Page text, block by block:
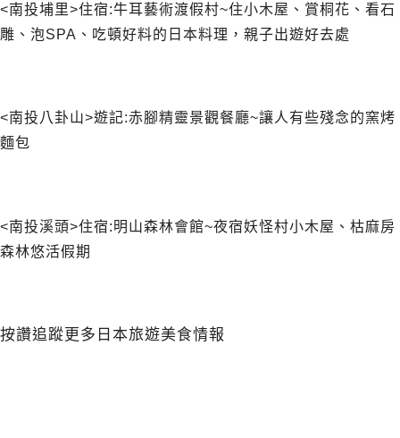
<南投埔里>住宿:牛耳藝術渡假村~住小木屋、賞桐花、看石
雕、泡SPA、吃頓好料的日本料理，親子出遊好去處
<南投八卦山>遊記:赤腳精靈景觀餐廳~讓人有些殘念的窯烤
麵包
<南投溪頭>住宿:明山森林會館~夜宿妖怪村小木屋、枯麻房
森林悠活假期
按讚追蹤更多日本旅遊美食情報